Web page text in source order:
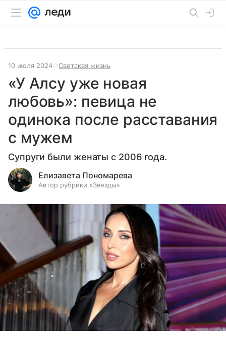
10 июля 2024 Светская жизнь
«У Алсу уже новая
любовь»: певица не
одинока после расставания
с мужем
Супруги были женаты с 2006 года.
Елизавета Пономарева
Автор рубрики «Звезды»